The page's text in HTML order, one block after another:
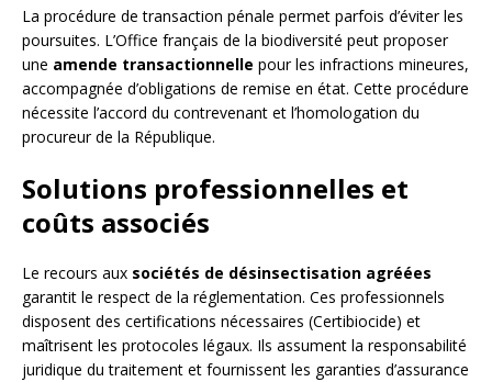
La procédure de transaction pénale permet parfois d’éviter les
poursuites. L’Office français de la biodiversité peut proposer
une amende transactionnelle pour les infractions mineures,
accompagnée d’obligations de remise en état. Cette procédure
nécessite l’accord du contrevenant et l’homologation du
procureur de la République.
Solutions professionnelles et
coûts associés
Le recours aux sociétés de désinsectisation agréées
garantit le respect de la réglementation. Ces professionnels
disposent des certifications nécessaires (Certibiocide) et
maîtrisent les protocoles légaux. Ils assument la responsabilité
juridique du traitement et fournissent les garanties d’assurance